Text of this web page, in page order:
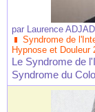
par Laurence
Syndrome de
Hypnose et Douleur
Le Syndrome de
Syndrome du